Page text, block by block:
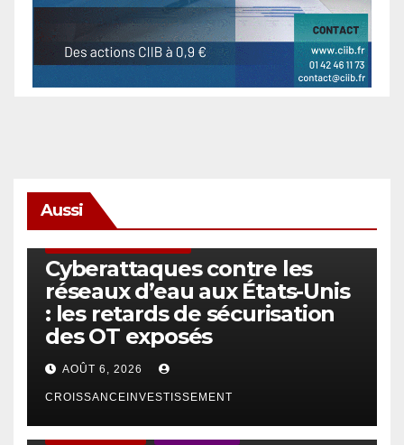
Aussi
Cyberattaques contre les
réseaux d’eau aux États-Unis
: les retards de sécurisation
des OT exposés
AOÛT 6, 2026
CROISSANCEINVESTISSEMENT